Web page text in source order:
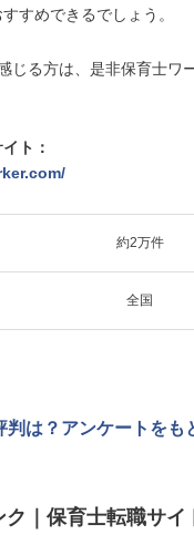
すめできるでしょう。
じる方は、是非保育士ワ
ト：
約2万件
全国
判は？アンケートをも
｜保育士転職サイ